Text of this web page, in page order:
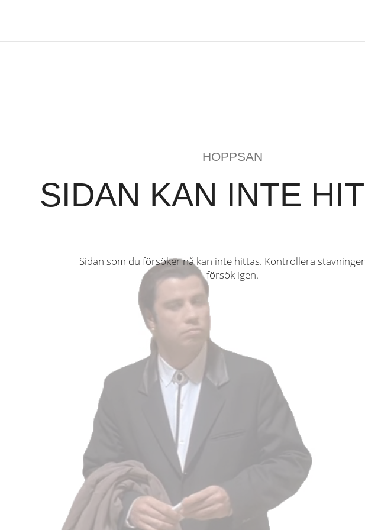
HOPPSAN
SIDAN KAN INTE
Sidan som du försöker nå kan inte hittas. Kontrollera
försök igen.